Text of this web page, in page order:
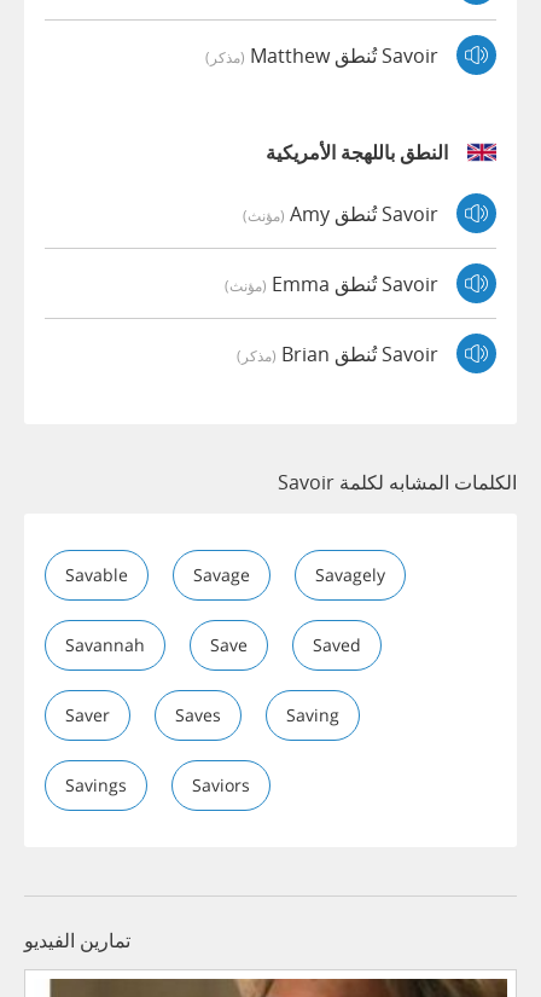
Savoir تُنطق Matthew (مذكر)
النطق باللهجة الأمريكية
Savoir تُنطق Amy (مؤنث)
Savoir تُنطق Emma (مؤنث)
Savoir تُنطق Brian (مذكر)
الكلمات المشابه لكلمة Savoir
Savable Savage Savagely
Savannah Save Saved
Saver Saves Saving
Savings Saviors
تمارين الفيديو